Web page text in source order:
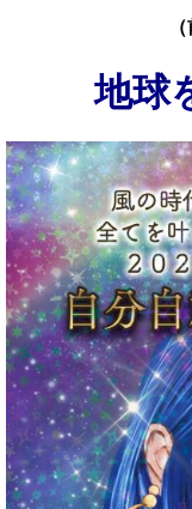
地球